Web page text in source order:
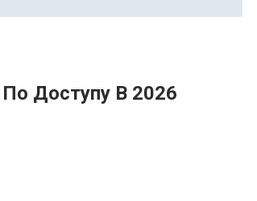
Доступу В 2026